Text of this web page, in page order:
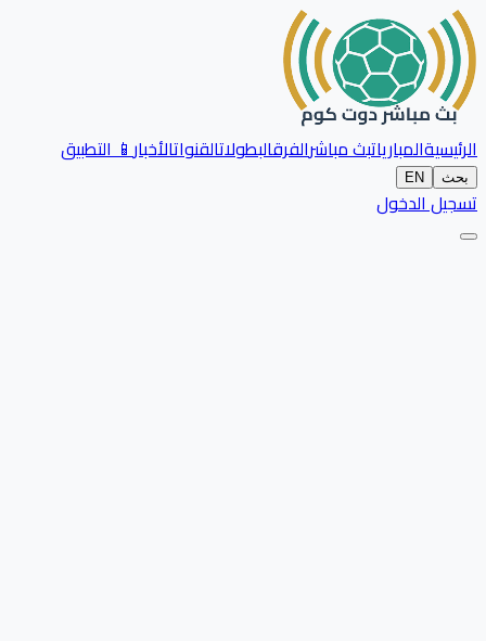
الرئيسيةالمبارياتبث مباشرالفرقالبطولاتالقنواتالأخبار📱 التطبيق
بحث EN
تسجيل الدخول